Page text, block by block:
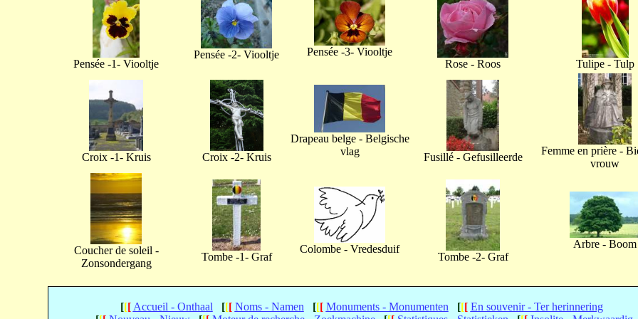
Pensée -1- Viooltje
Pensée -2- Viooltje
Pensée -3- Viooltje
Rose - Roos
Tulipe - Tulp
Croix -1- Kruis Croix -2- Kruis
Drapeau belge - Belgische
vlag
Fusillé - Gefusilleerde
Femme en prière -
vrouw
Coucher de soleil -
Zonsondergang
Tombe -1- Graf
Colombe - Vredesduif
Tombe -2- Graf
Arbre - Boom
[[[ Accueil - Onthaal [[[ Noms - Namen [[[ Monuments - Monumenten [[[ En souvenir - Ter herinnering